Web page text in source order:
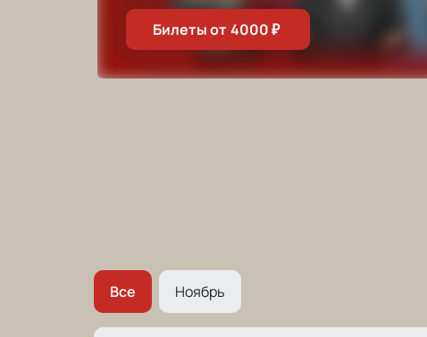
Билеты от 4000₽
Все Ноябрь